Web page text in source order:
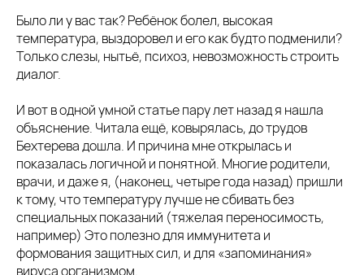
Было ли у вас так? Ребёнок болел, высокая
температура, выздоровел и его как будто подменили?
Только слезы, нытьё, психоз, невозможность строить
диалог.
И вот в одной умной статье пару лет назад я нашла
объяснение. Читала ещё, ковырялась, до трудов
Бехтерева дошла. И причина мне открылась и
показалась логичной и понятной. Многие родители,
врачи, и даже я, (наконец, четыре года назад) пришли
к тому, что температуру лучше не сбивать без
специальных показаний (тяжелая переносимость,
например) Это полезно для иммунитета и
формования защитных сил, и для «запоминания»
вируса организмом.